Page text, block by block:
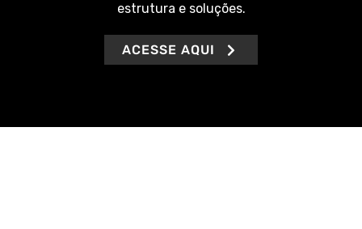
estrutura e soluções.
ACESSE AQUI